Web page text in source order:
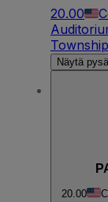
20.00
Näytä
20.00